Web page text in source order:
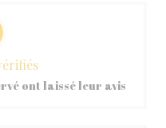
ont laissé leur avis